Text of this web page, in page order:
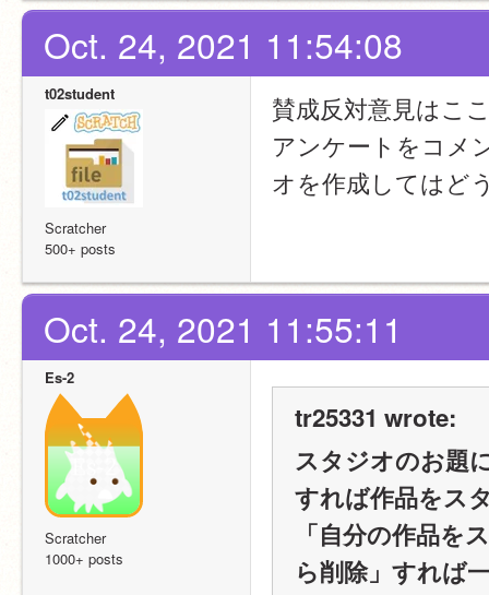
Oct. 24, 2021 11:54:08
t02student
Scratcher
500+ posts
賛成反対意見はこ
アンケートをコメ
オを作成してはど
Oct. 24, 2021 11:55:11
Es-2
Scratcher
1000+ posts
tr25331 wrote:
スタジオのお題
すれば作品をス
「自分の作品を
ら削除」すれば